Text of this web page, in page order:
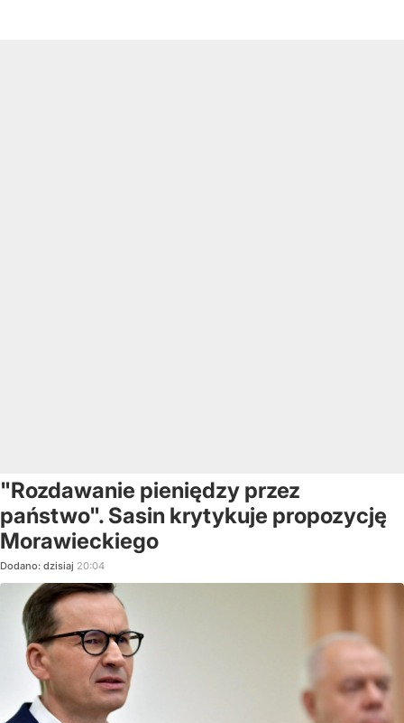
"Rozdawanie pieniędzy przez
państwo". Sasin krytykuje propozycję
Morawieckiego
Dodano: dzisiaj 20:04